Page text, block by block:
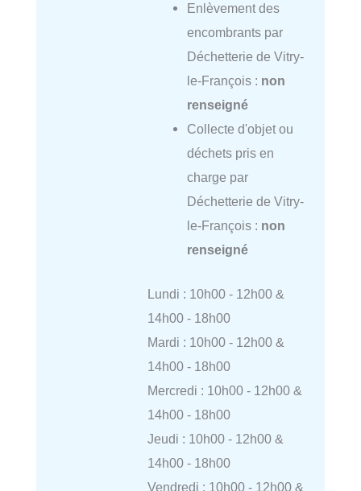
Enlèvement des
encombrants par
Déchetterie de Vitry-
le-François : non
renseigné
Collecte d'objet ou
déchets pris en
charge par
Déchetterie de Vitry-
le-François : non
renseigné
Lundi : 10h00 - 12h00 &
14h00 - 18h00
Mardi : 10h00 - 12h00 &
14h00 - 18h00
Mercredi : 10h00 - 12h00 &
14h00 - 18h00
Jeudi : 10h00 - 12h00 &
14h00 - 18h00
Vendredi : 10h00 - 12h00 &